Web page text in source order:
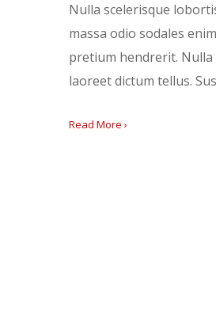
Nulla scelerisque
massa odio sodales
pretium hendrerit. Nulla
laoreet dictum tellus.
Read More ›